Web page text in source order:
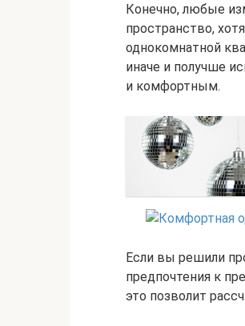
Конечно, любые
пространство,
однокомнатной
иначе и получше
и комфортным.
Если вы решили
предпочтения к
это позволит